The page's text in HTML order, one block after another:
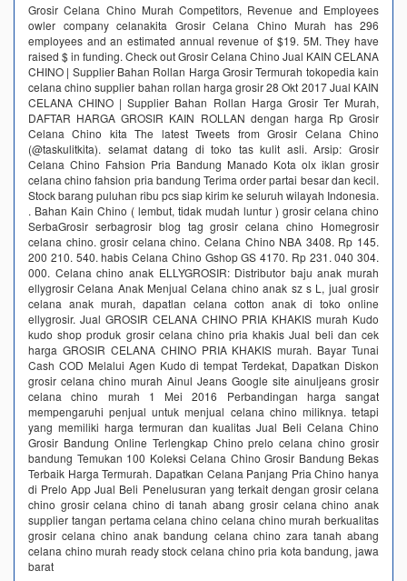
Grosir Celana Chino Murah Competitors, Revenue and Employees
owler company celanakita Grosir Celana Chino Murah has 296
employees and an estimated annual revenue of $19. 5M. They have
raised $ in funding. Check out Grosir Celana Chino Jual KAIN CELANA
CHINO | Supplier Bahan Rollan Harga Grosir Termurah tokopedia kain
celana chino supplier bahan rollan harga grosir 28 Okt 2017 Jual KAIN
CELANA CHINO | Supplier Bahan Rollan Harga Grosir Ter Murah,
DAFTAR HARGA GROSIR KAIN ROLLAN dengan harga Rp Grosir
Celana Chino kita The latest Tweets from Grosir Celana Chino
(@taskulitkita). selamat datang di toko tas kulit asli. Arsip: Grosir
Celana Chino Fahsion Pria Bandung Manado Kota olx iklan grosir
celana chino fahsion pria bandung Terima order partai besar dan kecil.
Stock barang puluhan ribu pcs siap kirim ke seluruh wilayah Indonesia.
. Bahan Kain Chino ( lembut, tidak mudah luntur ) grosir celana chino
SerbaGrosir serbagrosir blog tag grosir celana chino Homegrosir
celana chino. grosir celana chino. Celana Chino NBA 3408. Rp 145.
200 210. 540. habis Celana Chino Gshop GS 4170. Rp 231. 040 304.
000. Celana chino anak ELLYGROSIR: Distributor baju anak murah
ellygrosir Celana Anak Menjual Celana chino anak sz s L, jual grosir
celana anak murah, dapatlan celana cotton anak di toko online
ellygrosir. Jual GROSIR CELANA CHINO PRIA KHAKIS murah Kudo
kudo shop produk grosir celana chino pria khakis Jual beli dan cek
harga GROSIR CELANA CHINO PRIA KHAKIS murah. Bayar Tunai
Cash COD Melalui Agen Kudo di tempat Terdekat, Dapatkan Diskon
grosir celana chino murah Ainul Jeans Google site ainuljeans grosir
celana chino murah 1 Mei 2016 Perbandingan harga sangat
mempengaruhi penjual untuk menjual celana chino miliknya. tetapi
yang memiliki harga termuran dan kualitas Jual Beli Celana Chino
Grosir Bandung Online Terlengkap Chino prelo celana chino grosir
bandung Temukan 100 Koleksi Celana Chino Grosir Bandung Bekas
Terbaik Harga Termurah. Dapatkan Celana Panjang Pria Chino hanya
di Prelo App Jual Beli Penelusuran yang terkait dengan grosir celana
chino grosir celana chino di tanah abang grosir celana chino anak
supplier tangan pertama celana chino celana chino murah berkualitas
grosir celana chino anak bandung celana chino zara tanah abang
celana chino murah ready stock celana chino pria kota bandung, jawa
barat